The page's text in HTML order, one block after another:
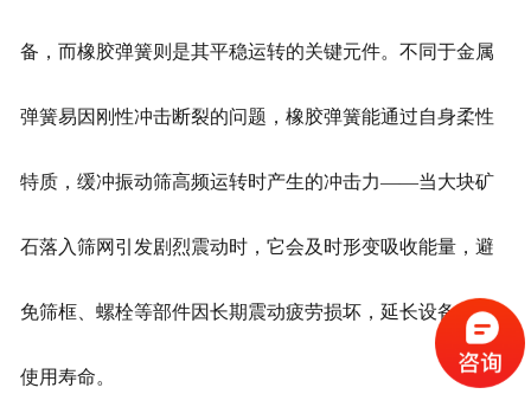
备，而橡胶弹簧则是其平稳运转的关键元件。不同于金属
弹簧易因刚性冲击断裂的问题，橡胶弹簧能通过自身柔性
特质，缓冲振动筛高频运转时产生的冲击力——当大块矿
石落入筛网引发剧烈震动时，它会及时形变吸收能量，避
免筛框、螺栓等部件因长期震动疲劳损坏，延长设备整体
使用寿命。